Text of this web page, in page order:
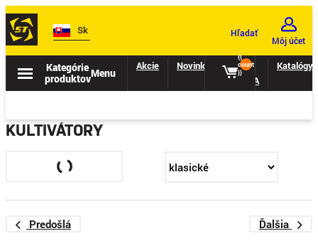
Sk Hľadať
Môj účet
{{
count
}}
Kategórie
produktovMenu
Akcie Novinky
II.
TRIEDA
Katalógy
KULTIVÁTORY
Predošlá Ďalšia